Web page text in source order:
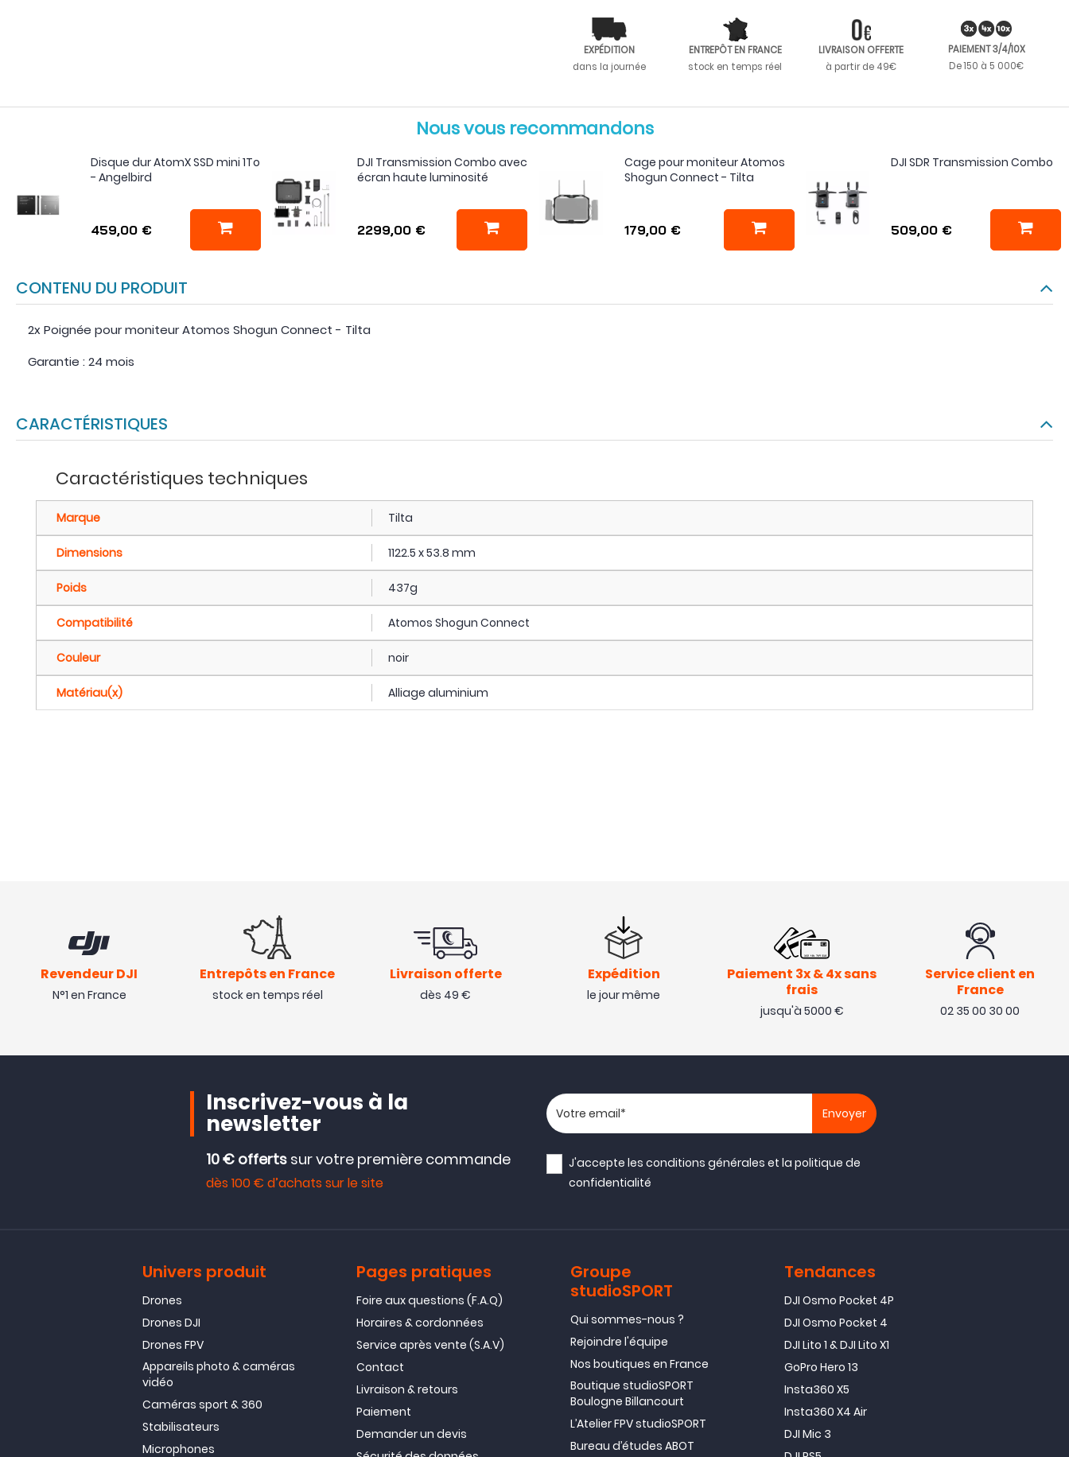
EXPÉDITION
dans la journée
ENTREPÔT EN FRANCE
stock en temps réel
LIVRAISON OFFERTE
à partir de 49€
PAIEMENT 3/4/10X
De 150 à 5 000€
Nous vous recommandons
Disque dur AtomX SSD mini 1To
- Angelbird
459,00 €
DJI Transmission Combo avec
écran haute luminosité
2299,00 €
Cage pour moniteur Atomos
Shogun Connect - Tilta
179,00 €
DJI SDR Transmission Combo
509,00 €
CONTENU DU PRODUIT
2x Poignée pour moniteur Atomos Shogun Connect - Tilta
Garantie : 24 mois
CARACTÉRISTIQUES
Caractéristiques techniques
Marque Tilta
Dimensions 1122.5 x 53.8 mm
Poids 437g
Compatibilité Atomos Shogun Connect
Couleur noir
Matériau(x) Alliage aluminium
Revendeur DJI
N°1 en France
Entrepôts en France
stock en temps réel
Livraison offerte
dès 49 €
Expédition
le jour même
Paiement 3x & 4x sans
frais
jusqu'à 5000 €
Service client en
France
02 35 00 30 00
Inscrivez-vous à la
newsletter
10 € offerts sur votre première commande
dès 100 € d’achats sur le site
Votre adresse email
J'accepte lesconditions générales et lapolitique de
confidentialité
Univers produit
Drones
Drones DJI
Drones FPV
Appareils photo & caméras
vidéo
Caméras sport & 360
Stabilisateurs
Microphones
Pages pratiques
Foire aux questions (F.A.Q)
Horaires & cordonnées
Service après vente (S.A.V)
Contact
Livraison & retours
Paiement
Demander un devis
Groupe
studioSPORT
Qui sommes-nous ?
Rejoindre l'équipe
Nos boutiques en France
Boutique studioSPORT
Boulogne Billancourt
L’Atelier FPV studioSPORT
Bureau d’études ABOT
Tendances
DJI Osmo Pocket 4P
DJI Osmo Pocket 4
DJI Lito 1 & DJI Lito X1
GoPro Hero 13
Insta360 X5
Insta360 X4 Air
DJI Mic 3